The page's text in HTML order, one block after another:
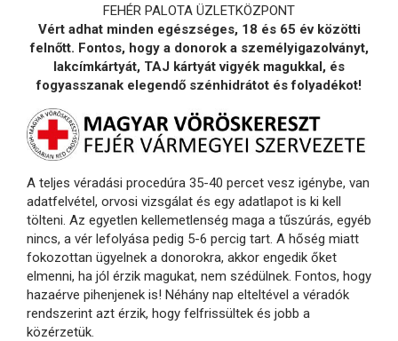
FEHÉR PALOTA ÜZLETKÖZPONT
Vért adhat minden egészséges, 18 és 65 év közötti
felnőtt. Fontos, hogy a donorok a személyigazolványt,
lakcímkártyát, TAJ kártyát vigyék magukkal, és
fogyasszanak elegendő szénhidrátot és folyadékot!
A teljes véradási procedúra 35-40 percet vesz igénybe, van
adatfelvétel, orvosi vizsgálat és egy adatlapot is ki kell
tölteni. Az egyetlen kellemetlenség maga a tűszúrás, egyéb
nincs, a vér lefolyása pedig 5-6 percig tart. A hőség miatt
fokozottan ügyelnek a donorokra, akkor engedik őket
elmenni, ha jól érzik magukat, nem szédülnek. Fontos, hogy
hazaérve pihenjenek is! Néhány nap elteltével a véradók
rendszerint azt érzik, hogy felfrissültek és jobb a
közérzetük.